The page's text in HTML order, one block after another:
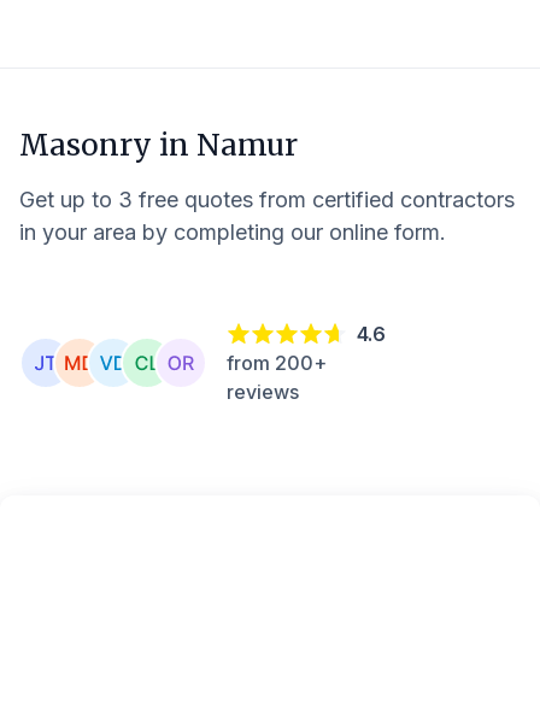
Masonry in Namur
Get up to 3 free quotes from certified contractors
in your area by completing our online form.
4.6
from 200+
reviews